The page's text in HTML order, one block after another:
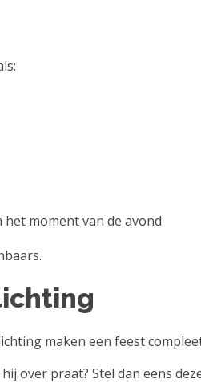
moment van de avond
maken een feest
over praat? Stel dan eens